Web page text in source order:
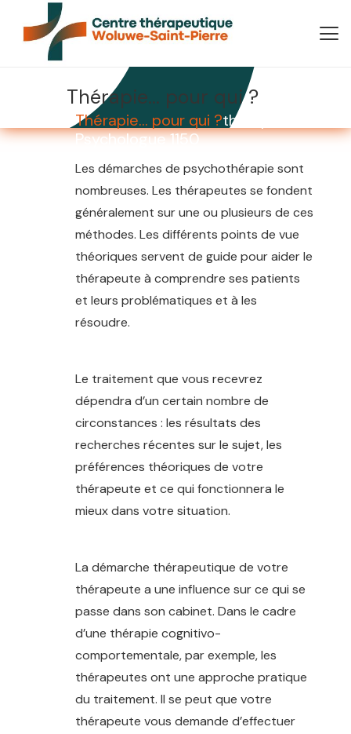
Thérapie… pour qui ?
Thérapie… pour qui ?therapeute
Psychologue 1150
Les démarches de psychothérapie sont
nombreuses. Les thérapeutes se fondent
généralement sur une ou plusieurs de ces
méthodes. Les différents points de vue
théoriques servent de guide pour aider le
thérapeute à comprendre ses patients
et leurs problématiques et à les
résoudre.
Le traitement que vous recevrez
dépendra d’un certain nombre de
circonstances : les résultats des
recherches récentes sur le sujet, les
préférences théoriques de votre
thérapeute et ce qui fonctionnera le
mieux dans votre situation.
La démarche thérapeutique de votre
thérapeute a une influence sur ce qui se
passe dans son cabinet. Dans le cadre
d’une thérapie cognitivo-
comportementale, par exemple, les
thérapeutes ont une approche pratique
du traitement. Il se peut que votre
thérapeute vous demande d’effectuer